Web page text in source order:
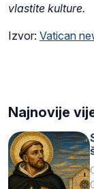
vlastite kulture.
Izvor: Vatican
Najnovije